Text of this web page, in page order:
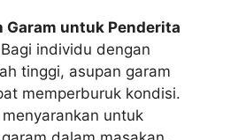
Garam untuk Penderita
Bagi individu dengan
tinggi, asupan garam
memperburuk kondisi.
untuk